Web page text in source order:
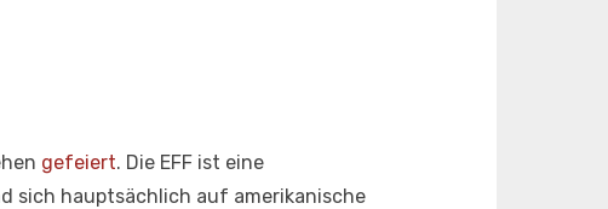
gefeiert. Die EFF ist eine
sich hauptsächlich auf amerikanische